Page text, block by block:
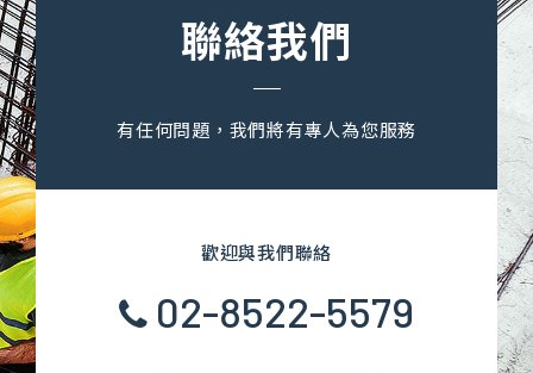
聯絡我們
有任何問題，我們將有專人為您服務
歡迎與我們聯絡
02-8522-5579